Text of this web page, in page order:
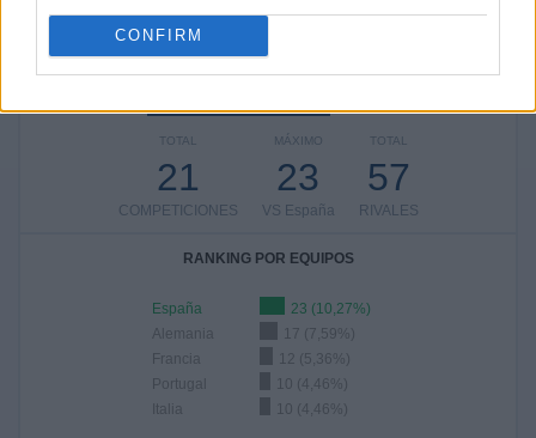
CONFIRM
110 partidos en local
114 partidos de visitante
TOTAL
57
RIVALES
MÁXIMO
23
VS España
TOTAL
21
COMPETICIONES
RANKING POR EQUIPOS
España
23 (10,27%)
Alemania
17 (7,59%)
Francia
12 (5,36%)
Portugal
10 (4,46%)
Italia
10 (4,46%)